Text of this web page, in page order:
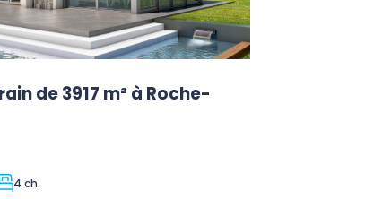
de 3917 m² à Roche-
4 ch.